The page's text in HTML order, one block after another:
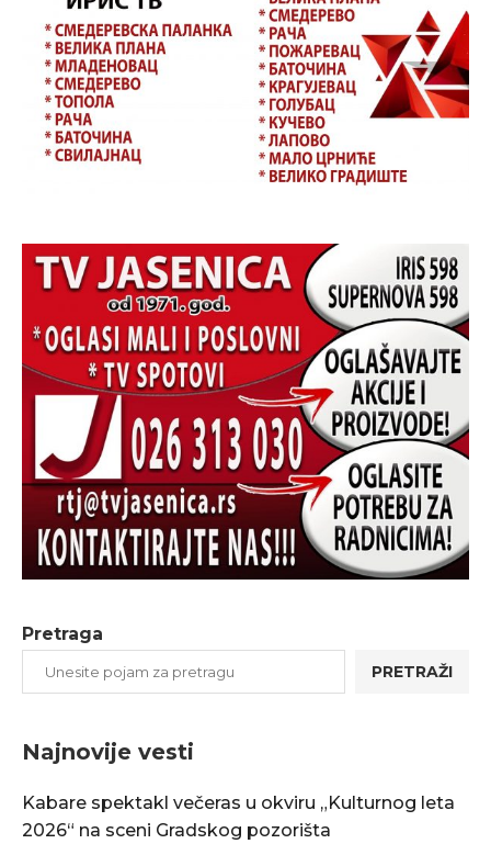
Pretraga
PRETRAŽI
Najnovije vesti
Kabare spektakl večeras u okviru „Kulturnog leta
2026“ na sceni Gradskog pozorišta